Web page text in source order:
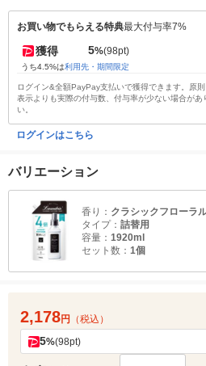
お買い物でもらえる特典最大付与率7%
獲得 5%(98pt)
うち4.5%は利用先・期間限定
ログイン&全額PayPay支払いで獲得できます。原
表示よりも実際の付与数、付与率が少ない場合が
い。
ログインはこちら
バリエーション
香り： クラシックフローラ
タイプ： 詰替用
容量： 1920ml
セット数： 1個
2,178円 （税込）
5%(98pt)